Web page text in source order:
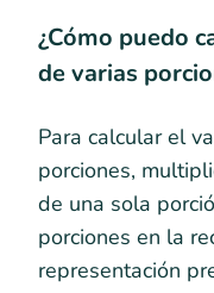
¿Cómo puedo
de varias
Para calcular el
porciones,
de una sola
porciones en la
representación